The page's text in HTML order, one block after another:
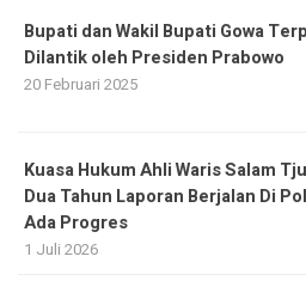
Bupati dan Wakil Bupati Gowa
Dilantik oleh Presiden Prabowo
20 Februari 2025
Kuasa Hukum Ahli Waris Salam
Dua Tahun Laporan Berjalan Di
Ada Progres
1 Juli 2026